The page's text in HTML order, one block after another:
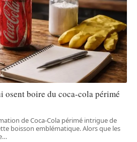
osent boire du coca-cola périmé
de Coca-Cola périmé intrigue de
boisson emblématique. Alors que les
…